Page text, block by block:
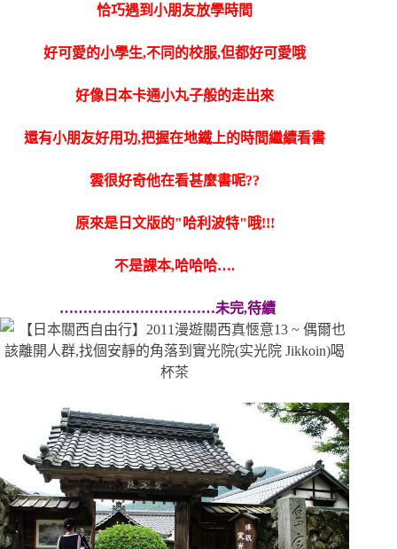
恰巧遇到小朋友放學時間
好可愛的小學生,不同的校服,但都好可愛哦
好像日本卡通小丸子般的走出來
還有小朋友好用功,把握在地鐵上的時間繼續看書
雲很好奇他在看甚麼書呢??
原來是日文版的"哈利波特"哦!!!
不是課本,哈哈哈….
……………………………未完,待續